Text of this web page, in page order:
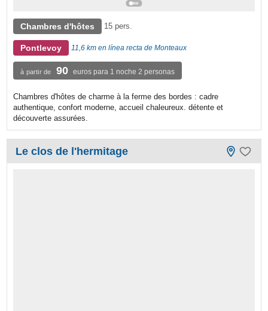
Chambres d'hôtes 15 pers.
Pontlevoy 11,6 km en línea recta de Monteaux
à partir de 90 euros para 1 noche 2 personas
Chambres d'hôtes de charme à la ferme des bordes : cadre
authentique, confort moderne, accueil chaleureux. détente et
découverte assurées.
Le clos de l'hermitage